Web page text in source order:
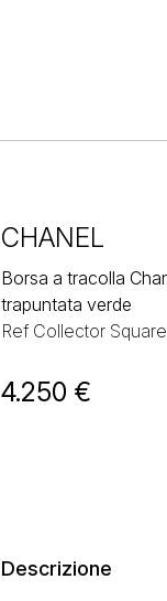
CHANEL
Borsa a tracolla
trapuntata verde
Ref Collector
4.250 €
Descrizione